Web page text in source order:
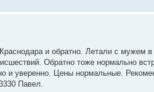
и обратно. Летали с мужем
Обратно тоже нормально
и уверенно. Цены нормальные.
Павел.